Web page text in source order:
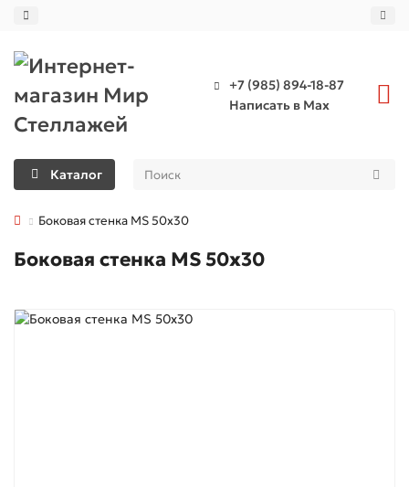
+7 (985) 894-18-87
Написать в Max
Каталог
Боковая стенка MS 50x30
Боковая стенка MS 50x30